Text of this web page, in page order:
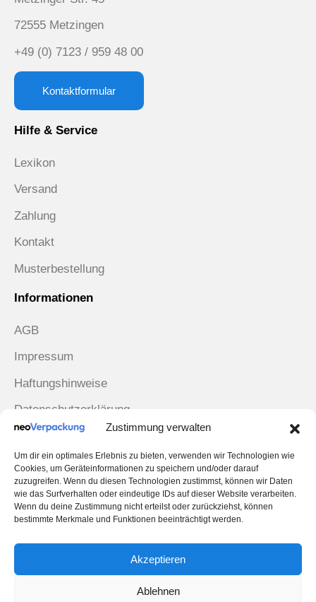
Zustimmung verwalten
Um dir ein optimales Erlebnis zu bieten, verwenden wir Technologien wie
Cookies, um Geräteinformationen zu speichern und/oder darauf
zuzugreifen. Wenn du diesen Technologien zustimmst, können wir Daten
wie das Surfverhalten oder eindeutige IDs auf dieser Website verarbeiten.
Wenn du deine Zustimmung nicht erteilst oder zurückziehst, können
bestimmte Merkmale und Funktionen beeinträchtigt werden.
Akzeptieren
Ablehnen
72555 Metzingen
+49 (0) 7123 / 959 48 00
Kontaktformular
Hilfe & Service
Lexikon
Versand
Zahlung
Kontakt
Musterbestellung
Informationen
AGB
Impressum
Haftungshinweise
Datenschutzerklärung
Rücksendungen
Zahlungsarten